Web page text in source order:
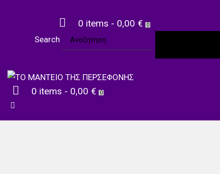
0 items - 0,00 € 0
Search
0 items - 0,00 € 0